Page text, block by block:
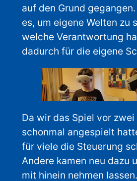
auf den Grund
es, um eigene Welten zu
welche Verantwortung
dadurch für die eigene
Da wir das Spiel vor zwei
schonmal angespielt
für viele die Steuerung
Andere kamen neu dazu
mit hinein nehmen